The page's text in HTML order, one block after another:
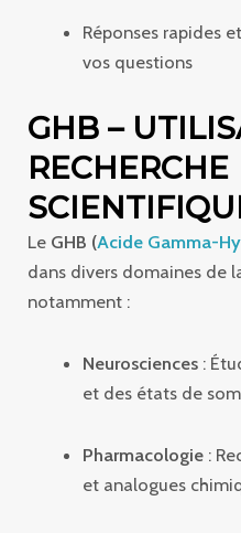
Réponses rapides
vos questions
GHB –
RECHERCHE
Le GHB (Acide Gamma-
dans divers domaines de
notamment :
Neurosciences:
et des états de
Pharmacologie:
et analogues